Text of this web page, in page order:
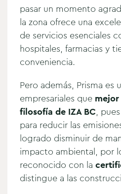
pasar un momento
la zona ofrece una
de servicios esenciales
hospitales, farmacias y
conveniencia.
Pero además, Prisma es
empresariales que
filosofía de IZA BC,
para reducir las
logrado disminuir de
impacto ambiental, por
reconocido con la
distingue a las